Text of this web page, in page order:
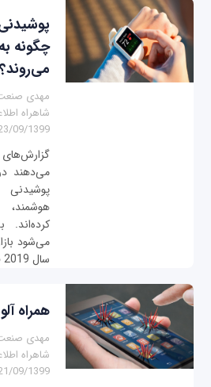
می‌روند؟
مهدی
شاهراه
09/1399 - 12:00
می‌دهند
سال 2019 فراتر...
همراه
مهدی
شاهراه
09/1399 - 06:27